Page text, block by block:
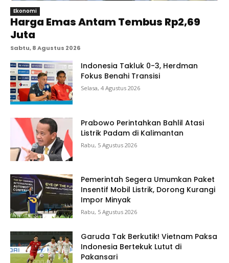
Ekonomi
Harga Emas Antam Tembus Rp2,69
Juta
Sabtu, 8 Agustus 2026
Indonesia Takluk 0-3, Herdman
Fokus Benahi Transisi
Selasa, 4 Agustus 2026
Prabowo Perintahkan Bahlil Atasi
Listrik Padam di Kalimantan
Rabu, 5 Agustus 2026
Pemerintah Segera Umumkan Paket
Insentif Mobil Listrik, Dorong Kurangi
Impor Minyak
Rabu, 5 Agustus 2026
Garuda Tak Berkutik! Vietnam Paksa
Indonesia Bertekuk Lutut di
Pakansari